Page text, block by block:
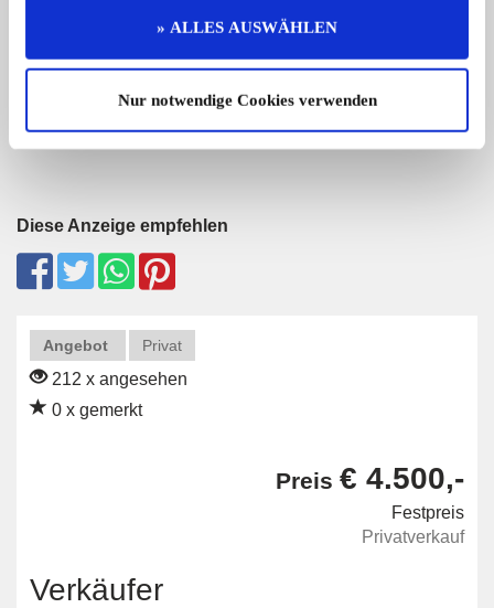
» ALLES AUSWÄHLEN
Nur notwendige Cookies verwenden
Biete Pannonia TLF zum restaurieren
Diese Anzeige empfehlen
Angebot Privat
212 x angesehen
0 x gemerkt
Preis € 4.500,-
Festpreis
Privatverkauf
Verkäufer